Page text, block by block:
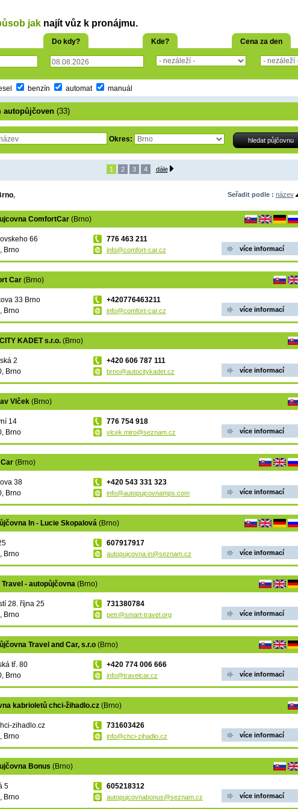
jak najít vůz k pronájmu.
Do kdy? Kde? Cena za den
benzín automat manuál
autopůjčoven (33)
Okres:
1 2 3 4 dále
, Seřadit podle : název
ComfortCar (Brno)
66
Brno
‭776 463 211‬
info@comfort-car.cz více informací
Car (Brno)
33 Brno
Brno
+420776463211
info@comfort-car.cz více informací
KADET s.r.o. (Brno)
2
Brno
+420 606 787 111
brno@autocitykadet.cz více informací
Vlček (Brno)
14
Brno
776 754 918
vlcek.miro@seznam.cz více informací
Car (Brno)
38
Brno
+420 543 331 323
info@autopujcovnamps.com více informací
In - Lucie Skopalová (Brno)
Brno
607917917
autopujcovna.in@seznam.cz více informací
- autopůjčovna (Brno)
28. října 25
Brno
731380784
petr@smart-travel.org více informací
Travel and Car, s.r.o (Brno)
tř. 80
Brno
+420 774 006 666
info@travelcar.cz více informací
kabrioletů chci-žihadlo.cz (Brno)
zihadlo.cz
Brno
731603426
info@chci-zihadlo.cz více informací
Bonus (Brno)
5
Brno
605218312
autopujcovnabonus@seznam.cz více informací